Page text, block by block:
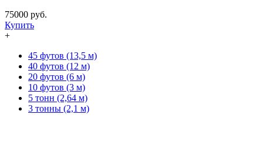
75000 руб.
Купить
+
45 футов (13,5 м)
40 футов (12 м)
20 футов (6 м)
10 футов (3 м)
5 тонн (2,64 м)
3 тонны (2,1 м)